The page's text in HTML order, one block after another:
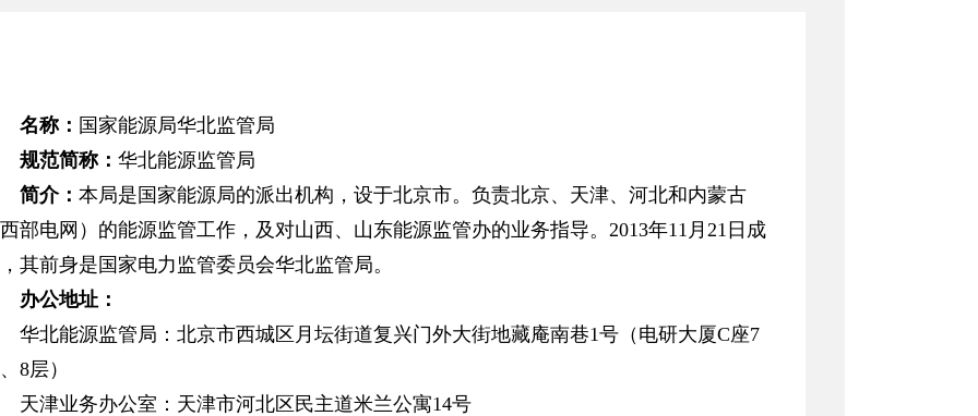
名称： 国家能源局华北监管局
规范简称： 华北能源监管局
简介： 本局是国家能源局的派出机构，设于北京市。负责北京、天津、河北和内蒙古
部电网）的能源监管工作，及对山西、山东能源监管办的业务指导。2013年11月21日成
其前身是国家电力监管委员会华北监管局。
办公地址：
华北能源监管局：北京市西城区月坛街道复兴门外大街地藏庵南巷1号（电研大厦C座7
8层）
天津业务办公室：天津市河北区民主道米兰公寓14号